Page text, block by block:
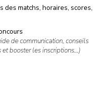
des matchs, horaires, scores,
de communication, conseils
et booster les inscriptions…)